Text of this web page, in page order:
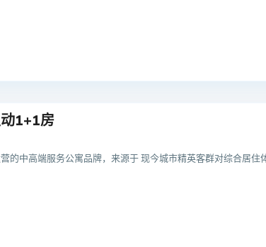
1+1房
的中高端服务公寓品牌，来源于 现今城市精英客群对综合居